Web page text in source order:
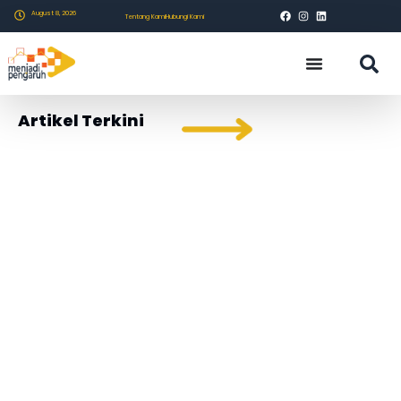
August 8, 2026 Tentang KamiHubungi Kami
Artikel Terkini